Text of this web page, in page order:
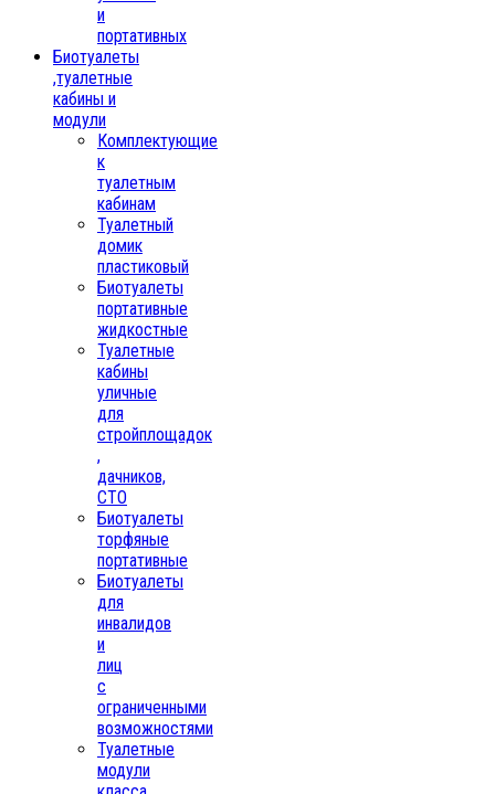
и
портативных
Биотуалеты
,туалетные
кабины и
модули
Комплектующие
к
туалетным
кабинам
Туалетный
домик
пластиковый
Биотуалеты
портативные
жидкостные
Туалетные
кабины
уличные
для
стройплощадок
,
дачников,
СТО
Биотуалеты
торфяные
портативные
Биотуалеты
для
инвалидов
и
лиц
с
ограниченными
возможностями
Туалетные
модули